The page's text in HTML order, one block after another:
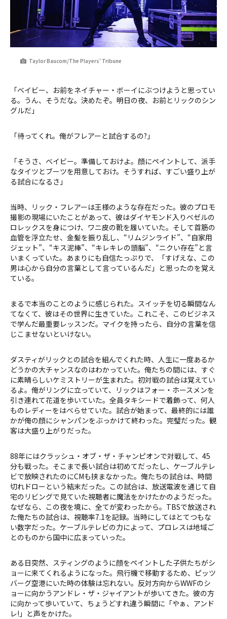
Taylor Baucom/The Players’ Tribune
「ベイビー、お前をネイチャー・ボーイにぶつけようと思ってい
る。うん、そうだな。決めたぞ。明日の夜、お前とリックのシン
グルだ」
「待ってくれ。俺がフレアーと試合するの?」
「そうさ、ベイビー。準備しておけよ。顔にペイントして、派手
なタイツとブーツを用意しておけ。そうすれば、すごい盛り上が
る試合になるさ」
当時、リック・フレアーは王様のような存在だった。彼のプロモ
撮影の現場にいたことがあって、彼はダイヤモンド入りベゼルの
ロレックスを身につけ、ワニ皮の靴を履いていた。そして首筋の
血管を浮立たせ、金髪を振り乱し、“リムジンライド”、“自家用
ジェット”、“キス泥棒”、“キレキレの頭脳”、“ニクい存在”と言
いまくっていた。あまりにも自信たっぷりで、「すげえな、この
男は心から自分の言葉として言っているんだ」と思ったのを覚え
ている。
まるで本当のことのように感じられた。スイッチを切る瞬間なん
てなくて、彼はその世界に生きていた。これこそ、このビジネス
で学んだ最重要レッスンだ。マイクを持ったら、自分の言葉を信
じこませないといけない。
ダスティがリックとの試合を組んでくれた時、人生に一度あるか
どうかの大チャンスなのはわかっていた。俺たちの間には、すぐ
に素晴らしいケミストリーが生まれた。初対戦の試合は覚えてい
るよ。俺がリングに立っていて、リックはフォー・ホースメンを
引き連れて花道を歩いていた。全員タキシードで着飾って、何人
ものレディーをはべらせていた。試合が始まって、最終的には誰
かが俺の顔にシャンパンをぶっかけて終わった。完璧だった。観
客は大盛り上がりだった。
88年にはクラッシュ・オブ・ザ・チャンピオンで対戦して、45
分も戦った。そこまで長い試合は初めてだったし、ケーブルテレ
ビで放映されたのにCMも挟まなかった。俺たちの試合は、時間
切れドローという結末だった。この試合は、放送電波を通じて自
宅のリビングで見ていた視聴者に魔法をかけたかのようだった。
なぜなら、この夜を境に、全てが変わったから。TBSで放送され
た俺たちの試合は、視聴率7.1を記録。当時にしてはとてつもな
い数字だった。ケーブルテレビの力によって、プロレスは地域ご
とのものから国中に広まっていった。
ある日突然、スティングのように顔をペイントした子供たちがシ
ョーに来てくれるようになった。飛行機で移動するため、ピッツ
バーグ空港にいた時の体験は忘れない。反対方向からWWFのシ
ョーに向かうアンドレ・ザ・ジャイアントが歩いてきた。彼の方
に向かって歩いていて、ちょうどすれ違う瞬間に「やぁ、アンド
レ!」と声をかけた。